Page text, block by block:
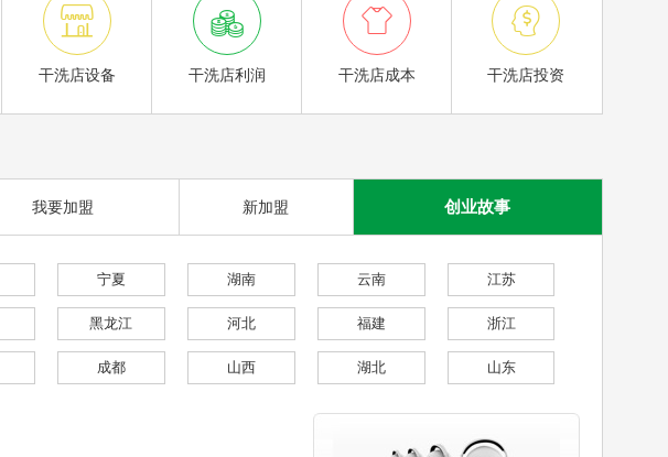

干洗店设备

干洗店利润

干洗店成本

干洗店投资
我要加盟 新加盟 创业故事
宁夏 湖南 云南 江苏
黑龙江 河北 福建 浙江
成都 山西 湖北 山东